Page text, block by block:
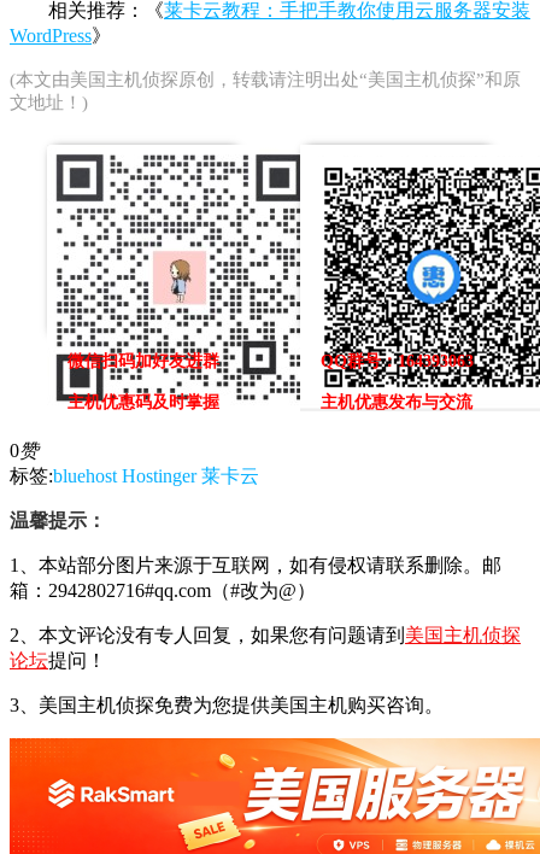
相关推荐：《莱卡云教程：手把手教你使用云服务器安装
WordPress》
(本文由美国主机侦探原创，转载请注明出处“美国主机侦探”和原
文地址！)
微信扫码加好友进群
主机优惠码及时掌握
QQ群号：164393063
主机优惠发布与交流
0赞
标签:bluehost Hostinger 莱卡云
温馨提示：
1、本站部分图片来源于互联网，如有侵权请联系删除。邮
箱：2942802716#qq.com（#改为@）
2、本文评论没有专人回复，如果您有问题请到 美国主机侦探
论坛提问！
3、美国主机侦探免费为您提供美国主机购买咨询。